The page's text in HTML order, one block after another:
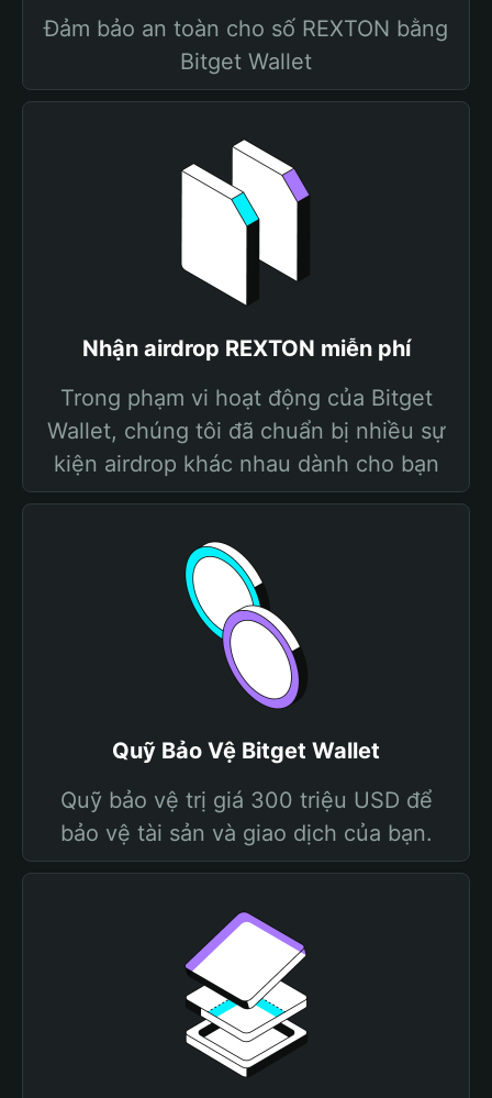
Đảm bảo an toàn cho số REXTON bằng
Bitget Wallet
Nhận airdrop REXTON miễn phí
Trong phạm vi hoạt động của Bitget
Wallet, chúng tôi đã chuẩn bị nhiều sự
kiện airdrop khác nhau dành cho bạn
Quỹ Bảo Vệ Bitget Wallet
Quỹ bảo vệ trị giá 300 triệu USD để
bảo vệ tài sản và giao dịch của bạn.